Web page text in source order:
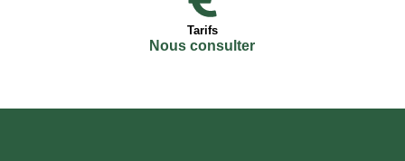
Tarifs
Nous consulter